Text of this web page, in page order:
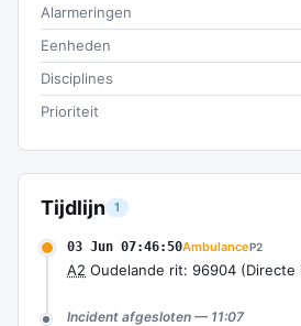
Tijdlijn 1
03 Jun 07:46:50AmbulanceP2
A2 Oudelande rit: 96904 (Directe
Incident afgesloten — 11:07
Alarmeringen
Eenheden
Disciplines
Prioriteit